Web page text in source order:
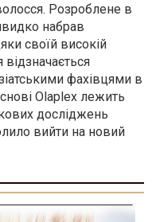
Розроблене в
набрав
своїй високій
фахівцями в
Olaplex лежить
досліджень
вийти на новий